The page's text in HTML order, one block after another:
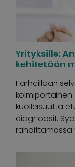
Yrityksille:
kehitetään
Parhaillaan
kuolleisuutta
diagnoosit.
rahoittamassa